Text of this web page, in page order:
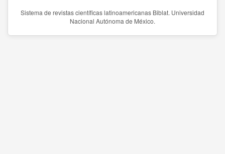
Sistema de revistas científicas latinoamericanas Biblat. Universidad
Nacional Autónoma de México.